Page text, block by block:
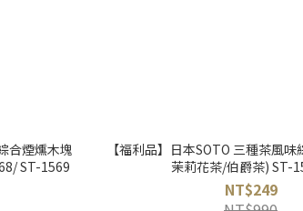
合煙燻木塊
ST-1569
【福利品】日本SOTO 三種茶風
茉莉花茶/伯爵茶) ST-
NT$249